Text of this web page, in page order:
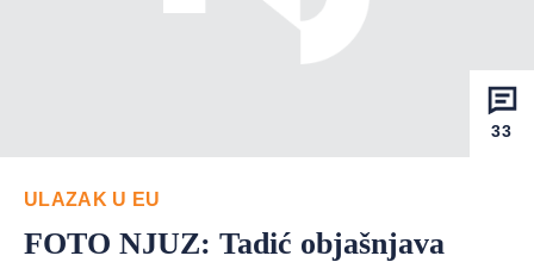
33
ULAZAK U EU
FOTO NJUZ: Tadić objašnjava